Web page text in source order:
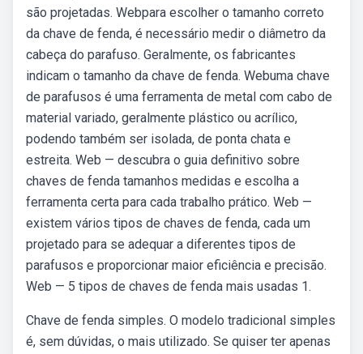
são projetadas. Webpara escolher o tamanho correto
da chave de fenda, é necessário medir o diâmetro da
cabeça do parafuso. Geralmente, os fabricantes
indicam o tamanho da chave de fenda. Webuma chave
de parafusos é uma ferramenta de metal com cabo de
material variado, geralmente plástico ou acrílico,
podendo também ser isolada, de ponta chata e
estreita. Web — descubra o guia definitivo sobre
chaves de fenda tamanhos medidas e escolha a
ferramenta certa para cada trabalho prático. Web —
existem vários tipos de chaves de fenda, cada um
projetado para se adequar a diferentes tipos de
parafusos e proporcionar maior eficiência e precisão.
Web — 5 tipos de chaves de fenda mais usadas 1.
Chave de fenda simples. O modelo tradicional simples
é, sem dúvidas, o mais utilizado. Se quiser ter apenas